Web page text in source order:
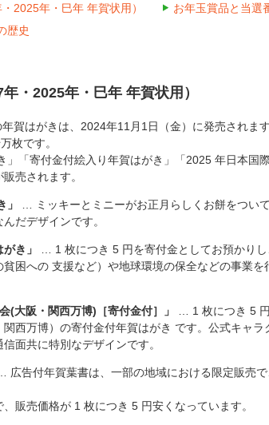
2025年・巳年 年賀状用） お年玉賞品と当選
歴史
・2025年・巳年 年賀状用）
賀はがきは、2024年11月1日（金）に発売されま
枚です。
」「寄付金付絵入り年賀はがき」「2025 年日本国
売されます。
」
… ミッキーとミニーがお正月らしくお餅をつい
だデザインです。
き」
… 1 枚につき 5 円を寄付金としてお預かり
困への 支援など）や地球環境の保全などの事業を
(大阪・関西万博)［寄付金付］」
… 1 枚につき 5
西万博）の寄付金付年賀はがき です。公式キャラ
面共に特別なデザインです。
… 広告付年賀葉書は、一部の地域における限定販売
販売価格が 1 枚につき 5 円安くなっています。